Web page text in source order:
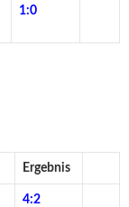
1:0
Ergebnis
4:2